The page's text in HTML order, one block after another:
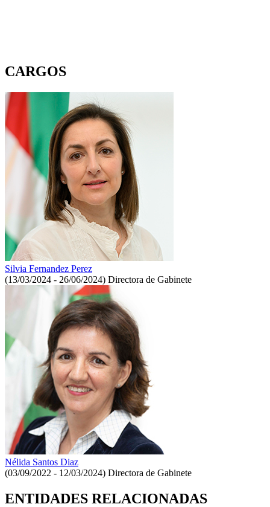
CARGOS
Silvia Fernandez Perez
(13/03/2024 - 26/06/2024) Directora de Gabinete
Nélida Santos Diaz
(03/09/2022 - 12/03/2024) Directora de Gabinete
ENTIDADES RELACIONADAS